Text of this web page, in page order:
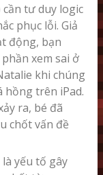
tư duy logic
phục lỗi. Giả
động, bạn
xem sai ở
khi chúng
hồng trên iPad.
ra, bé đã
chốt vấn đề
yếu tố gây